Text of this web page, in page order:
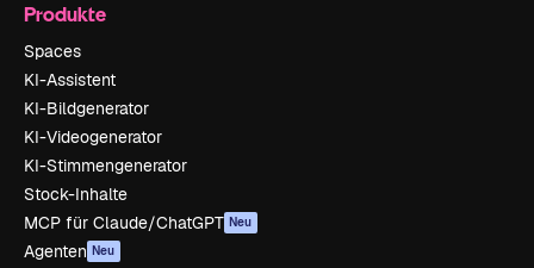
Produkte
Spaces
KI-Assistent
KI-Bildgenerator
KI-Videogenerator
KI-Stimmengenerator
Stock-Inhalte
MCP für Claude/ChatGPT Neu
Agenten Neu